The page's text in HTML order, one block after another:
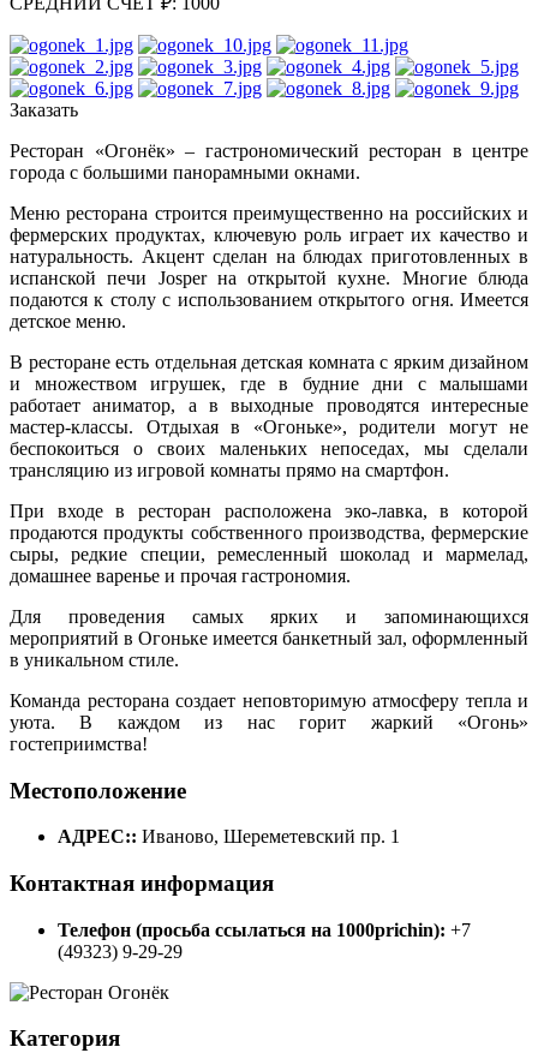
Заказать
Ресторан «Огонёк» – гастрономический ресторан в центре
города с большими панорамными окнами.
Меню ресторана строится преимущественно на российских и
фермерских продуктах, ключевую роль играет их качество и
натуральность. Акцент сделан на блюдах приготовленных в
испанской печи Josper на открытой кухне. Многие блюда
подаются к столу с использованием открытого огня. Имеется
детское меню.
В ресторане есть отдельная детская комната с ярким дизайном
и множеством игрушек, где в будние дни с малышами
работает аниматор, а в выходные проводятся интересные
мастер-классы. Отдыхая в «Огоньке», родители могут не
беспокоиться о своих маленьких непоседах, мы сделали
трансляцию из игровой комнаты прямо на смартфон.
При входе в ресторан расположена эко-лавка, в которой
продаются продукты собственного производства, фермерские
сыры, редкие специи, ремесленный шоколад и мармелад,
домашнее варенье и прочая гастрономия.
Для проведения самых ярких и запоминающихся
мероприятий в Огоньке имеется банкетный зал, оформленный
в уникальном стиле.
Команда ресторана создает неповторимую атмосферу тепла и
уюта. В каждом из нас горит жаркий «Огонь»
гостеприимства!
Местоположение
АДРЕС:: Иваново, Шереметевский пр. 1
Контактная информация
Телефон (просьба ссылаться на 1000prichin): +7
(49323) 9-29-29
Категория